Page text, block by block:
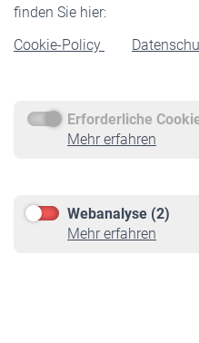
finden Sie hier:
Cookie-Policy
Erforderliche
Mehr erfahren
Webanalyse (2)
Mehr erfahren
Rentenbeginn
Rente beantragen
Service
Informationen
Online-Rechner
VBLnewsletter